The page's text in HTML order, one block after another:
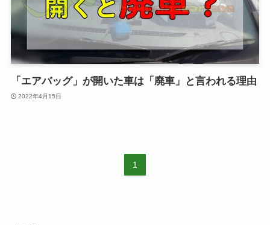
「エアバッグ」が開いた車は「廃車」と言われる理由
2022年4月15日
1